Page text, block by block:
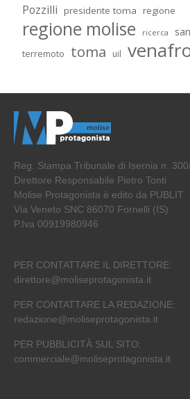
Pozzilli presidente toma regione
regione molise ricerca
terremoto toma uil
Reg. Stampa Tribunale di Isernia n.
Direttore Responsabile Pietro Tonti
Molise Protagonista è edito da PUBLIT
Via Veneto SNC 86070 Fornelli (IS)
P.Iva 00919980946
PER CONTATTARE IL DIRETTORE:
direttore@moliseprotagonista.it
PER CONTATTARE LA REDAZIONE:
redazione@moliseprotagonista.it
PER PUBBLICITÀ SUL SITO:
commerciale@moliseprotagonista.it